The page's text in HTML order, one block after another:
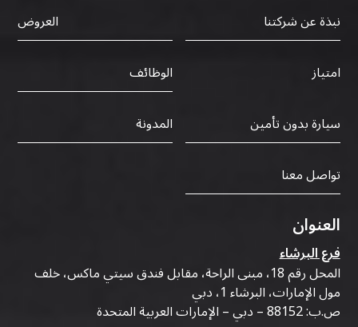
نبذة عن شركتنا
العروض
امتياز
الوظائف
سيارة بدون تأمين
المدونة
تواصل معنا
العنوان
فرع البرشاء
المحل رقم 18، مبنى الراحة، مقابل فندق سيتي ماكس، خلف
مول الإمارات، البرشاء 1، دبي
ص.ب: 88152 – دبي – الإمارات العربية المتحدة